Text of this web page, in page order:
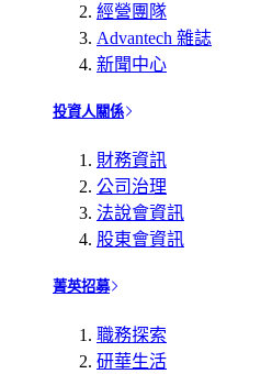
經營團隊
Advantech 雜誌
新聞中心
投資人關係
財務資訊
公司治理
法說會資訊
股東會資訊
菁英招募
職務探索
研華生活